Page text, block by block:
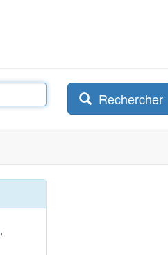
Rechercher
,